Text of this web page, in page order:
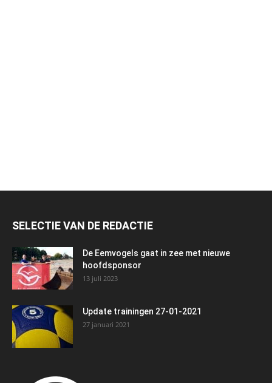
SELECTIE VAN DE REDACTIE
De Eemvogels gaat in zee met nieuwe
hoofdsponsor
13 juli 2023
Update trainingen 27-01-2021
27 januari 2021